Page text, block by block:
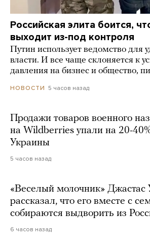
Российская элита боится,
выходит из-под контроля
Путин использует ведомство для
власти. И все чаще склоняется к
давления на бизнес и общество,
НОВОСТИ 5 часов назад
Продажи товаров военного
на Wildberries упали на 20-
Украины
5 часов назад
«Веселый молочник» Джастас
рассказал, что его вместе с
собираются выдворить из
6 часов назад